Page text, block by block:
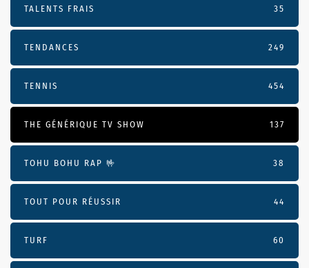
TALENTS FRAIS 35
TENDANCES 249
TENNIS 454
THE GÉNÉRIQUE TV SHOW 137
TOHU BOHU RAP 🤟 38
TOUT POUR RÉUSSIR 44
TURF 60